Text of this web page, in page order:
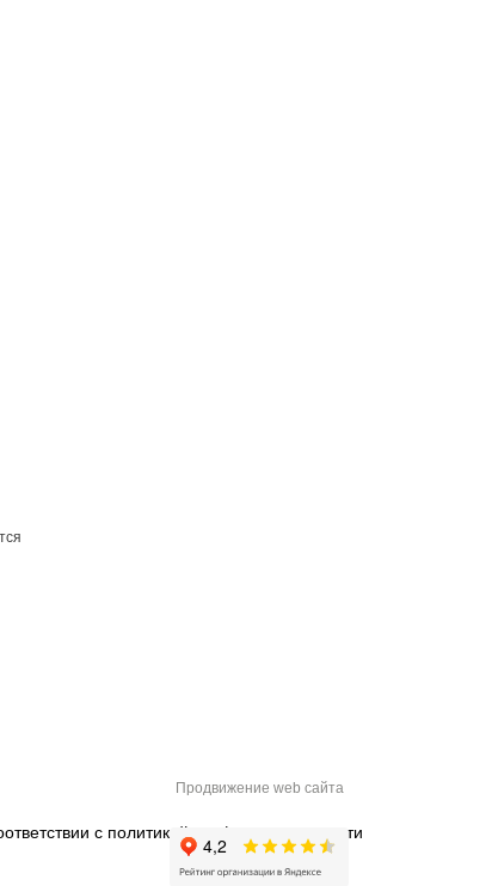
Продвижение web сайта
с политикой конфиденциальности